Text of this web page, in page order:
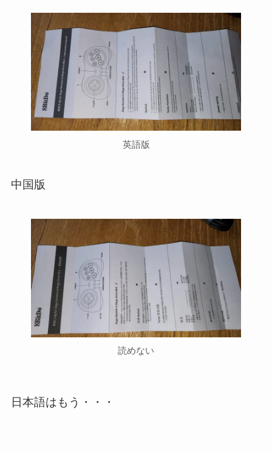
英語版
中国版
読めない
日本語はもう・・・